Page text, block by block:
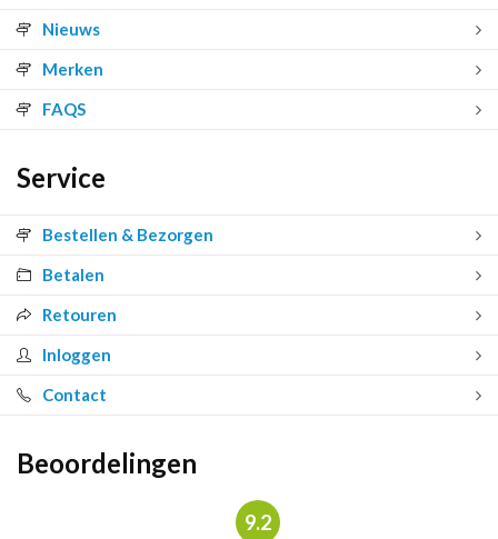
Nieuws
Merken
FAQS
Service
Bestellen & Bezorgen
Betalen
Retouren
Inloggen
Contact
Beoordelingen
9.2